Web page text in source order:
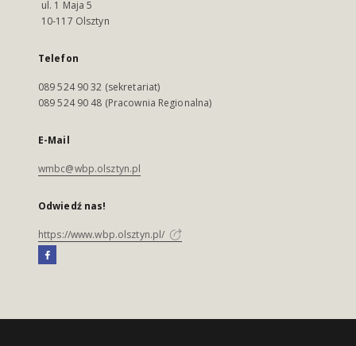
ul. 1 Maja 5
10-117 Olsztyn
Telefon
089 524 90 32 (sekretariat)
089 524 90 48 (Pracownia Regionalna)
E-Mail
wmbc@wbp.olsztyn.pl
Odwiedź nas!
https://www.wbp.olsztyn.pl/